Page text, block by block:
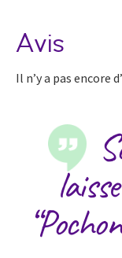
Avis
Il n’y a pas encore